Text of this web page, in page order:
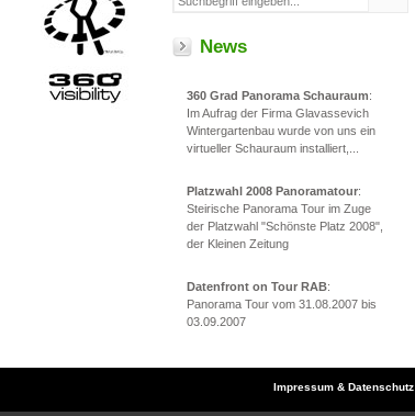
News
360 Grad Panorama Schauraum:
Im Aufrag der Firma Glavassevich
Wintergartenbau wurde von uns ein
virtueller Schauraum installiert,...
Platzwahl 2008 Panoramatour:
Steirische Panorama Tour im Zuge
der Platzwahl "Schönste Platz 2008",
der Kleinen Zeitung
Datenfront on Tour RAB:
Panorama Tour vom 31.08.2007 bis
03.09.2007
Impressum & Datenschutz